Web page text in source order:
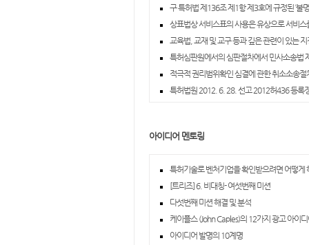
구 특허법 제136조 제1항 제3호에 규정된 ‘불
상표법상 서비스표의 사용은 유상으로 서비스
교육법, 교재 및 교구 등과 깊은 관련이 있는
특허심판원에서의 심판절차에서 민사소송법
적극적 권리범위확인 심결에 관한 취소소송절
특허법원 2012. 6. 28. 선고 2012허436 등록
아이디어 멘토링
특허기술로 벤처기업을 확인받으려면 어떻게
[트리즈] 6. 비대칭- 여섯번째 미션
다섯번째 미션 해결 및 분석
케이플스 (John Caples)의 12가지 광고 아이
아이디어 발명의 10계명